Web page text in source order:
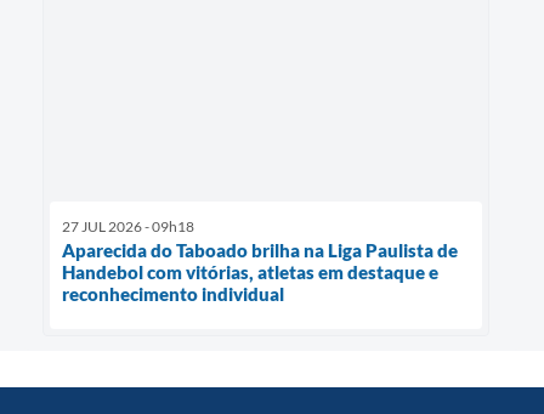
27 JUL 2026 - 09h18
Aparecida do Taboado brilha na Liga Paulista de
Handebol com vitórias, atletas em destaque e
reconhecimento individual